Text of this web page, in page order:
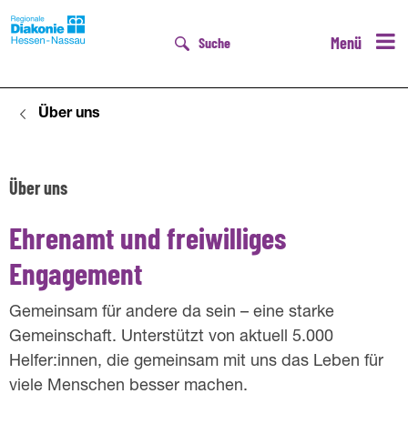
Menü
Suche
Über uns
E
h
r
e
n
a
Über uns
Ehrenamt und freiwilliges
Engagement
Gemeinsam für andere da sein – eine starke
Gemeinschaft. Unterstützt von aktuell 5.000
Helfer:innen, die gemeinsam mit uns das Leben für
viele Menschen besser machen.